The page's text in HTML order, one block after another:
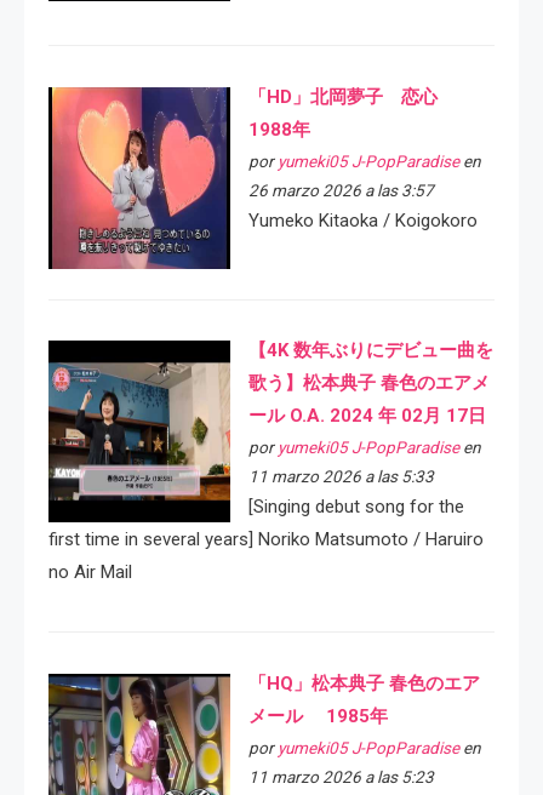
「HD」北岡夢子 恋心
1988年
por yumeki05 J-PopParadiseen
26 marzo 2026 a las 3:57
Yumeko Kitaoka / Koigokoro
【4K 数年ぶりにデビュー曲を
歌う】松本典子 春色のエアメ
ール O.A. 2024 年 02月 17日
por yumeki05 J-PopParadiseen
11 marzo 2026 a las 5:33
[Singing debut song for the
first time in several years] Noriko Matsumoto / Haruiro
no Air Mail
「HQ」松本典子 春色のエア
メール 1985年
por yumeki05 J-PopParadiseen
11 marzo 2026 a las 5:23